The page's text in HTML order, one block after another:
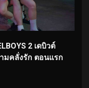
2 เดบิวต์
มคลั่งรัก ตอนแรก